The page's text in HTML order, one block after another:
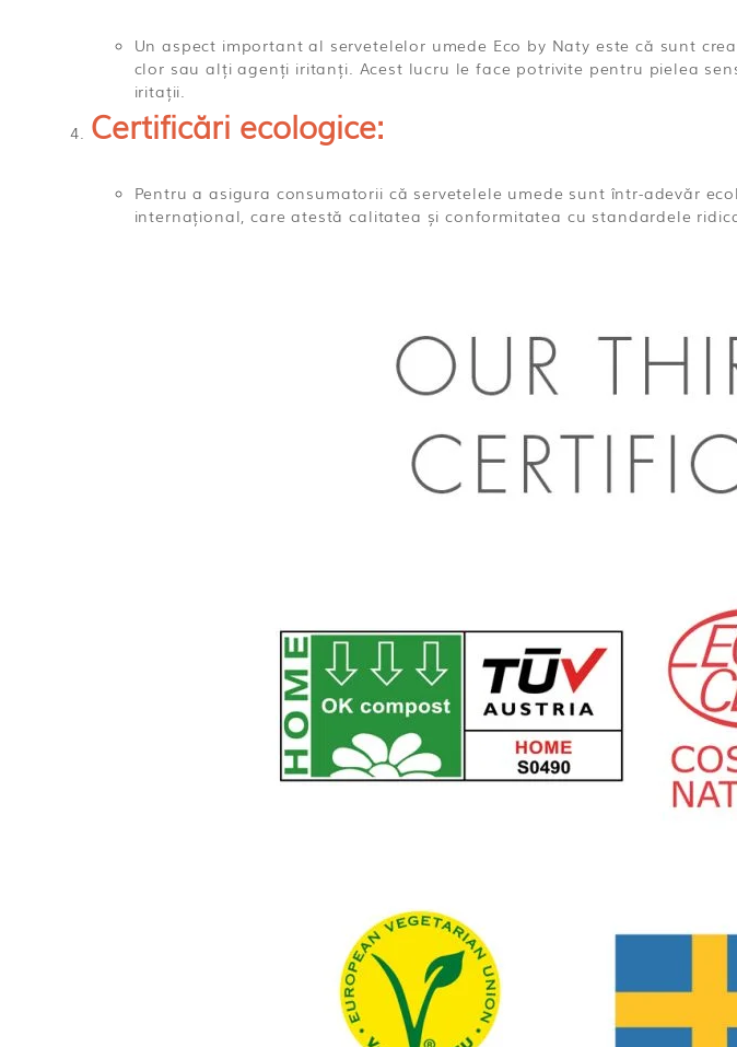
Un aspect important al servetelelor umede Eco by Naty este că sunt
clor sau alți agenți iritanți. Acest lucru le face potrivite pentru pielea
iritații.
Certificări ecologice:
Pentru a asigura consumatorii că servetelele umede sunt într-adevăr
internațional, care atestă calitatea și conformitatea cu standardele